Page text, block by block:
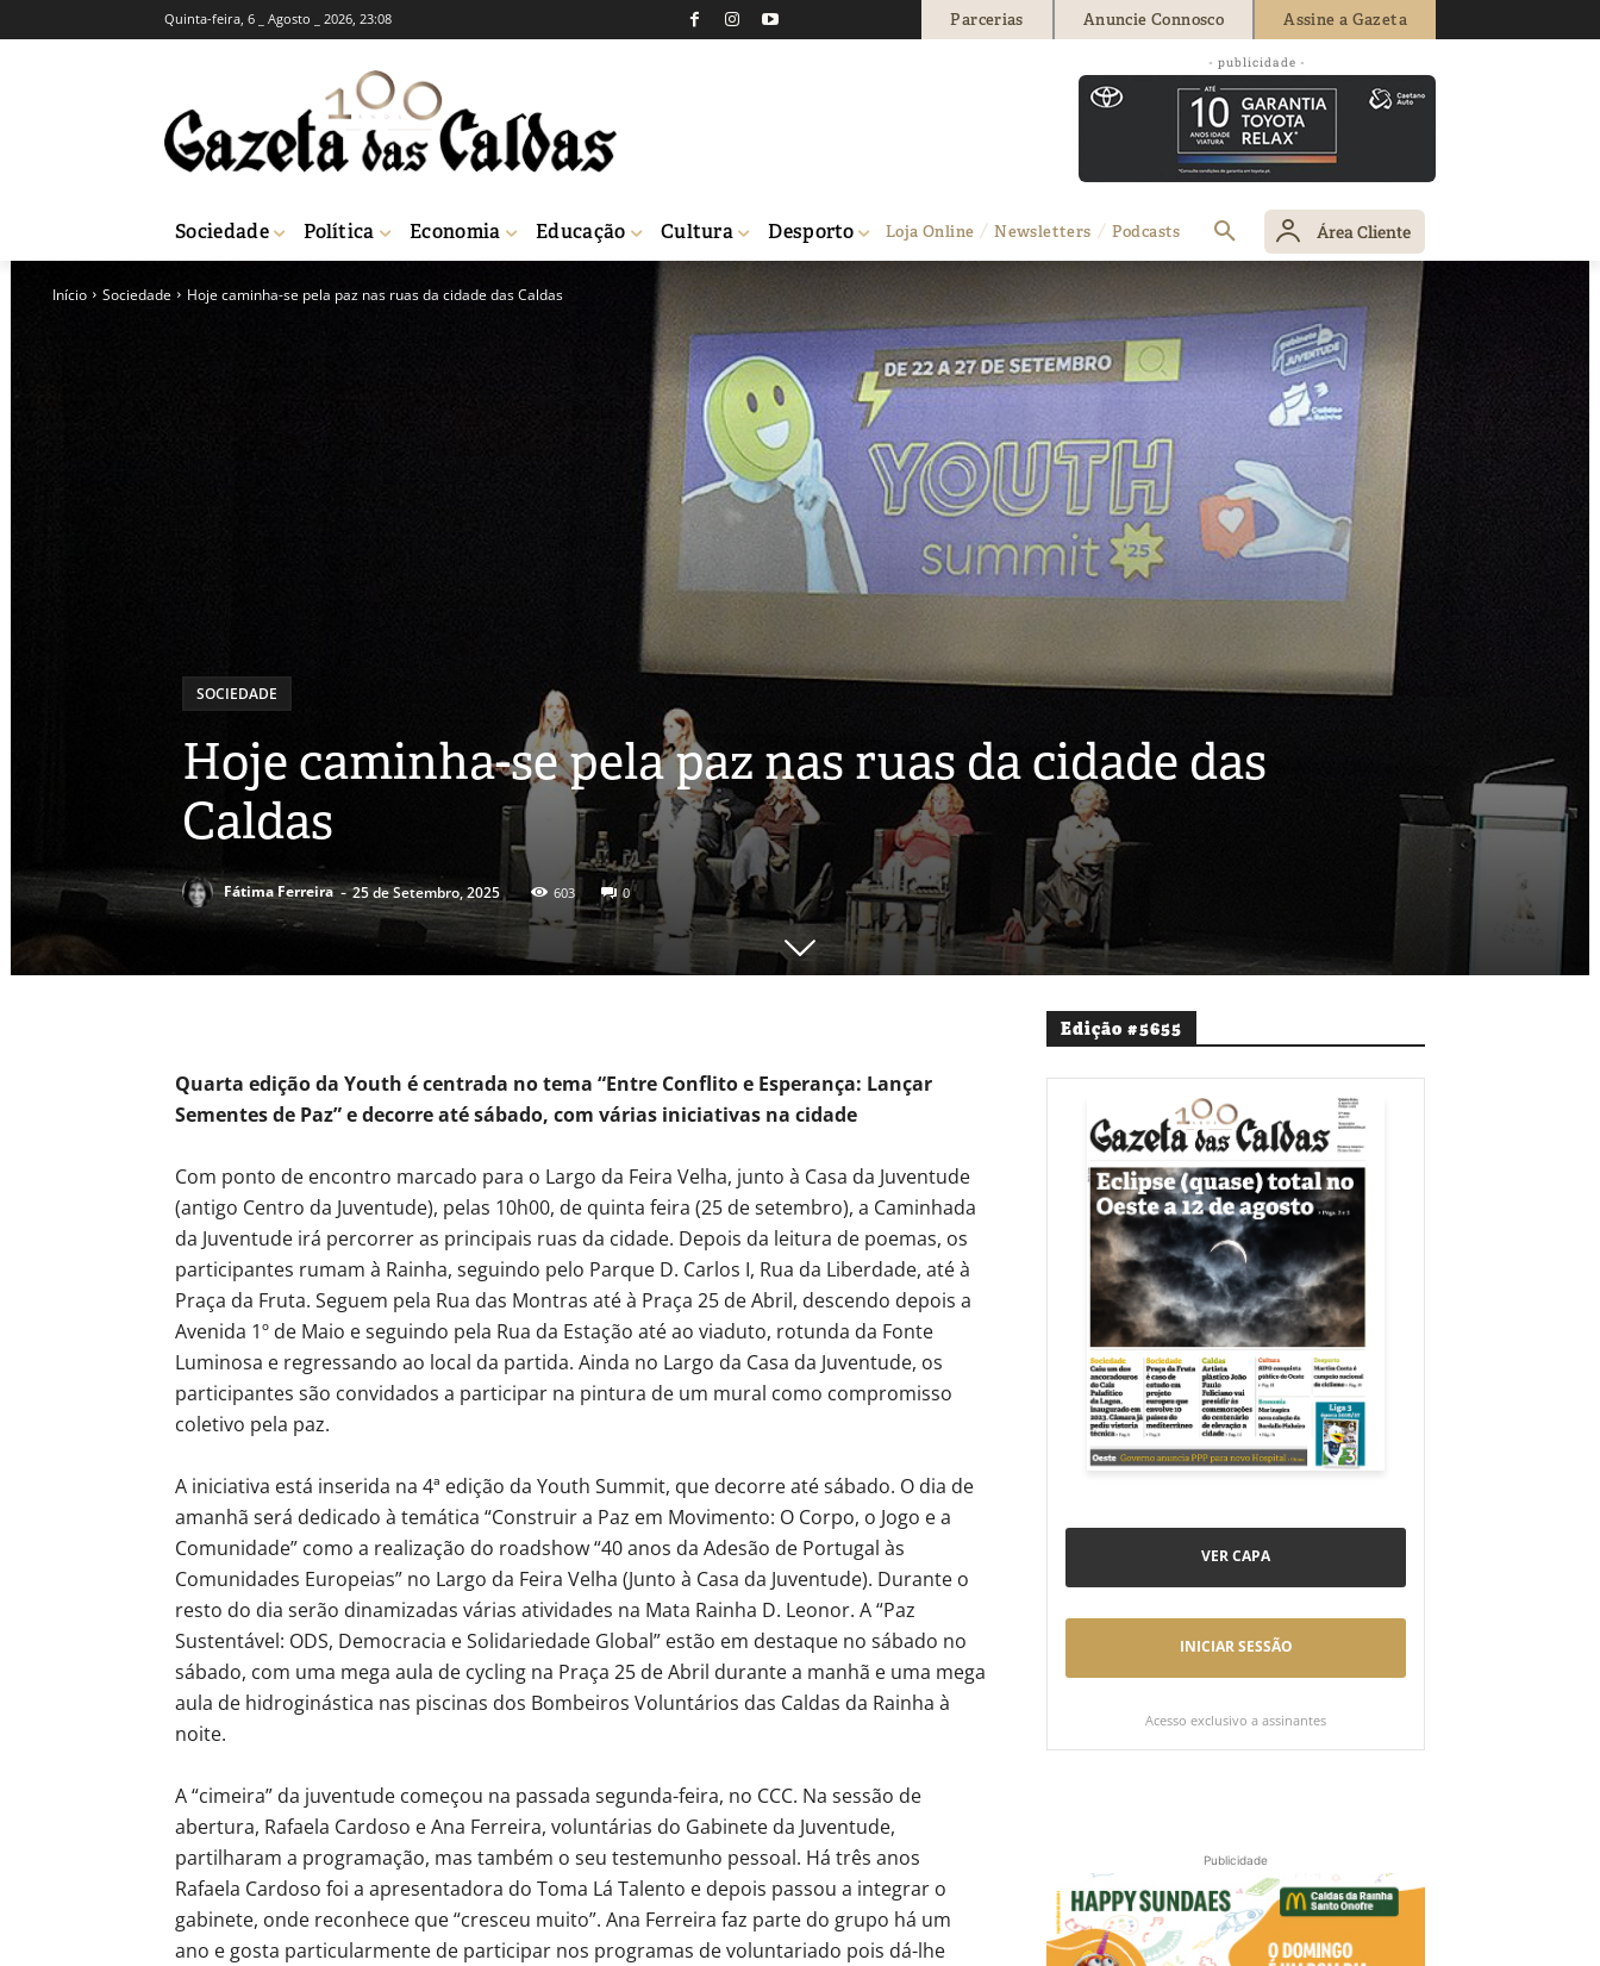
Quinta-feira, 6 _ Agosto _ 2026, 23:08 Parcerias Anuncie Connosco Assine a Gazeta
- publicidade -
Sociedade Política Economia Educação Cultura Desporto Loja Online Newsletters Podcasts Área Cliente
Início Sociedade Hoje caminha-se pela paz nas ruas da cidade das Caldas
SOCIEDADE
Hoje caminha-se pela paz nas ruas da cidade das
Caldas
Fátima Ferreira - 25 de Setembro, 2025 603 0
Quarta edição da Youth é centrada no tema “Entre Conflito e Esperança: Lançar
Sementes de Paz” e decorre até sábado, com várias iniciativas na cidade
Com ponto de encontro marcado para o Largo da Feira Velha, junto à Casa da Juventude
(antigo Centro da Juventude), pelas 10h00, de quinta feira (25 de setembro), a Caminhada
da Juventude irá percorrer as principais ruas da cidade. Depois da leitura de poemas, os
participantes rumam à Rainha, seguindo pelo Parque D. Carlos I, Rua da Liberdade, até à
Praça da Fruta. Seguem pela Rua das Montras até à Praça 25 de Abril, descendo depois a
Avenida 1º de Maio e seguindo pela Rua da Estação até ao viaduto, rotunda da Fonte
Luminosa e regressando ao local da partida. Ainda no Largo da Casa da Juventude, os
participantes são convidados a participar na pintura de um mural como compromisso
coletivo pela paz.
A iniciativa está inserida na 4ª edição da Youth Summit, que decorre até sábado. O dia de
amanhã será dedicado à temática “Construir a Paz em Movimento: O Corpo, o Jogo e a
Comunidade” como a realização do roadshow “40 anos da Adesão de Portugal às
Comunidades Europeias” no Largo da Feira Velha (Junto à Casa da Juventude). Durante o
resto do dia serão dinamizadas várias atividades na Mata Rainha D. Leonor. A “Paz
Sustentável: ODS, Democracia e Solidariedade Global” estão em destaque no sábado no
sábado, com uma mega aula de cycling na Praça 25 de Abril durante a manhã e uma mega
aula de hidroginástica nas piscinas dos Bombeiros Voluntários das Caldas da Rainha à
noite.
A “cimeira” da juventude começou na passada segunda-feira, no CCC. Na sessão de
abertura, Rafaela Cardoso e Ana Ferreira, voluntárias do Gabinete da Juventude,
partilharam a programação, mas também o seu testemunho pessoal. Há três anos
Rafaela Cardoso foi a apresentadora do Toma Lá Talento e depois passou a integrar o
gabinete, onde reconhece que “cresceu muito”. Ana Ferreira faz parte do grupo há um
ano e gosta particularmente de participar nos programas de voluntariado pois dá-lhe
Edição #5655
VER CAPA
INICIAR SESSÃO
Acesso exclusivo a assinantes
Publicidade